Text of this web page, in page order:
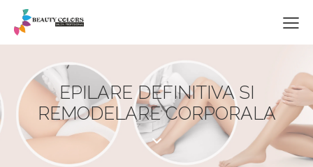
EPILARE DEFINITIVA SI
REMODELARE CORPORALA